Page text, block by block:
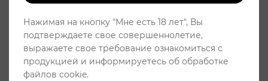
Нажимая на кнопку "Мне есть 18 лет", Вы
подтверждаете свое совершеннолетие,
выражаете свое требование ознакомиться с
продукцией и информируетесь об обработке
файлов cookie.